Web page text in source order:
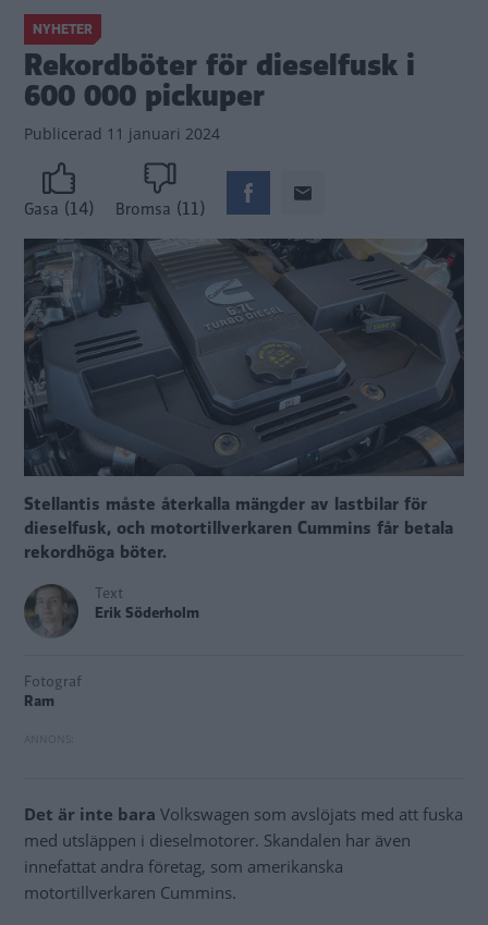
NYHETER
Rekordböter för dieselfusk i
600 000 pickuper
Publicerad 11 januari 2024
Gasa (14) Bromsa (11)
Stellantis måste återkalla mängder av lastbilar för
dieselfusk, och motortillverkaren Cummins får betala
rekordhöga böter.
Text
Erik Söderholm
Fotograf
Ram
Det är inte bara Volkswagen som avslöjats med att fuska
med utsläppen i dieselmotorer. Skandalen har även
innefattat andra företag, som amerikanska
motortillverkaren Cummins.